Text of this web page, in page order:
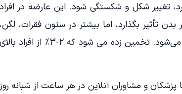
تغییر شکل و شکستگی شود. این عارضه در
تأثیر بگذارد، اما بیشتر در ستون فقرات،
جمجمه و استخوان‌های بلند پاها و بازوها دیده می‌شود. تخمین زده می شود که 2-3٪ از افراد
و مشاوران آنلاین در هر ساعت از شبانه